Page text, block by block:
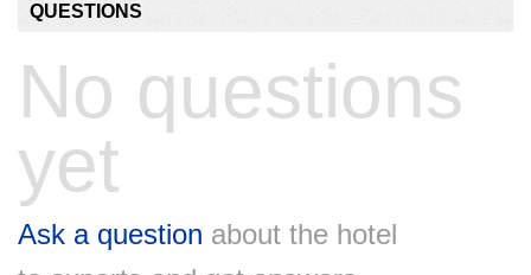
QUESTIONS
No questions
yet
Ask a question about the hotel